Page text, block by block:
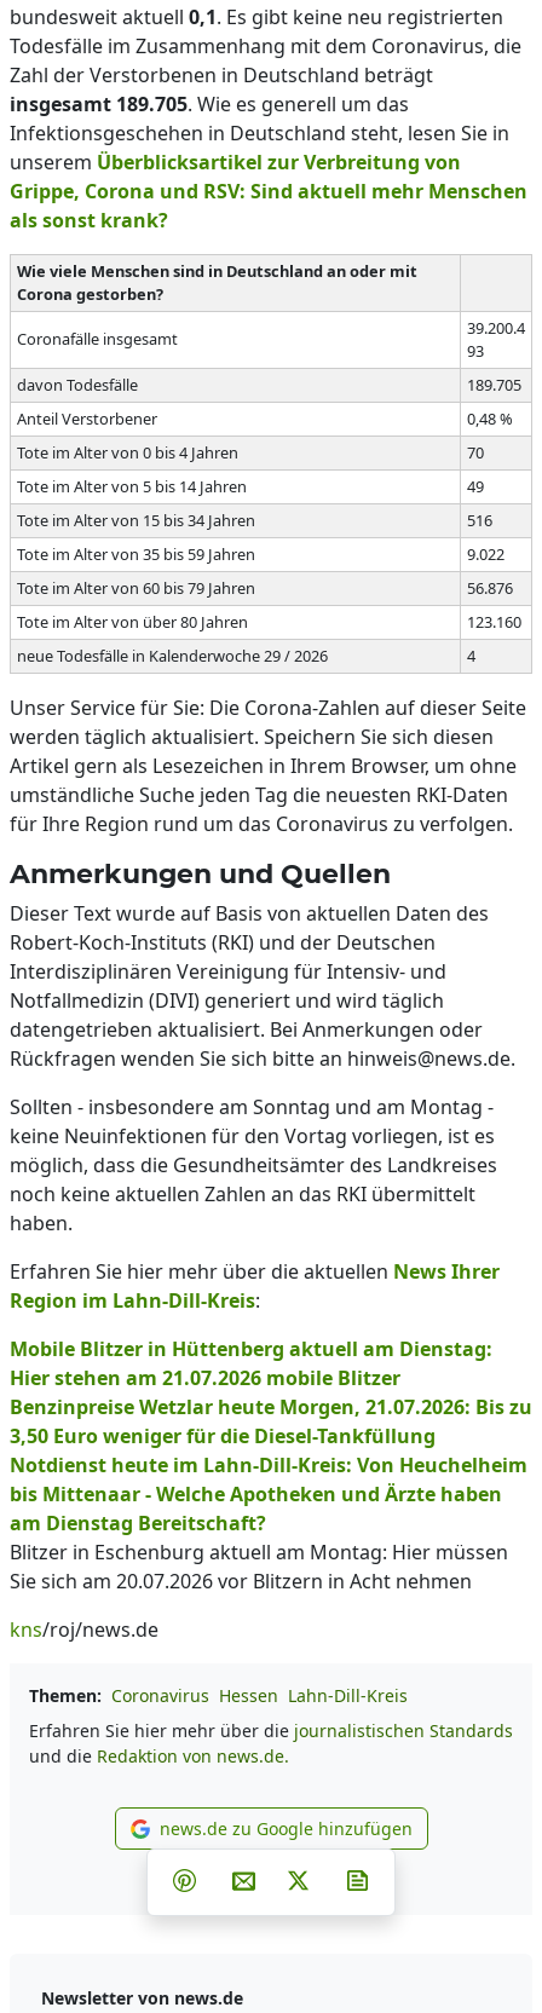
bundesweit aktuell 0,1. Es gibt keine neu registrierten
Todesfälle im Zusammenhang mit dem Coronavirus, die
Zahl der Verstorbenen in Deutschland beträgt
insgesamt 189.705. Wie es generell um das
Infektionsgeschehen in Deutschland steht, lesen Sie in
unserem Überblicksartikel zur Verbreitung von
Grippe, Corona und RSV: Sind aktuell mehr Menschen
als sonst krank?
Wie viele Menschen sind in Deutschland an oder mit
Corona gestorben?
Coronafälle insgesamt
39.200.4
93
davon Todesfälle
189.705
Anteil Verstorbener
0,48 %
Tote im Alter von 0 bis 4 Jahren
70
Tote im Alter von 5 bis 14 Jahren
49
Tote im Alter von 15 bis 34 Jahren
516
Tote im Alter von 35 bis 59 Jahren
9.022
Tote im Alter von 60 bis 79 Jahren
56.876
Tote im Alter von über 80 Jahren
123.160
neue Todesfälle in Kalenderwoche 29 / 2026
4
Unser Service für Sie: Die Corona-Zahlen auf dieser Seite
werden täglich aktualisiert. Speichern Sie sich diesen
Artikel gern als Lesezeichen in Ihrem Browser, um ohne
umständliche Suche jeden Tag die neuesten RKI-Daten
für Ihre Region rund um das Coronavirus zu verfolgen.
Anmerkungen und Quellen
Dieser Text wurde auf Basis von aktuellen Daten des
Robert-Koch-Instituts (RKI) und der Deutschen
Interdisziplinären Vereinigung für Intensiv- und
Notfallmedizin (DIVI) generiert und wird täglich
datengetrieben aktualisiert. Bei Anmerkungen oder
Rückfragen wenden Sie sich bitte an hinweis@news.de.
Sollten - insbesondere am Sonntag und am Montag -
keine Neuinfektionen für den Vortag vorliegen, ist es
möglich, dass die Gesundheitsämter des Landkreises
noch keine aktuellen Zahlen an das RKI übermittelt
haben.
Erfahren Sie hier mehr über die aktuellen News Ihrer
Region im Lahn-Dill-Kreis:
Mobile Blitzer in Hüttenberg aktuell am Dienstag:
Hier stehen am 21.07.2026 mobile Blitzer
Benzinpreise Wetzlar heute Morgen, 21.07.2026: Bis zu
3,50 Euro weniger für die Diesel-Tankfüllung
Notdienst heute im Lahn-Dill-Kreis: Von Heuchelheim
bis Mittenaar - Welche Apotheken und Ärzte haben
am Dienstag Bereitschaft?
Blitzer in Eschenburg aktuell am Montag: Hier müssen
Sie sich am 20.07.2026 vor Blitzern in Acht nehmen
kns/roj/news.de
Themen: Coronavirus Hessen Lahn-Dill-Kreis
Erfahren Sie hier mehr über die journalistischen Standards
und die Redaktion von news.de.
news.de zu Google
news.de zu Google hinzufügen
Teilen auf Facebook
Teilen auf Whatsapp
Teilen auf Telegram
Teilen auf Pinterest
Per E-Mail teilen
Post auf X
Newsletter von news.de